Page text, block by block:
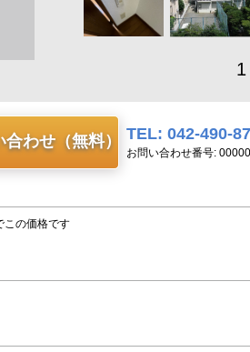
合わせ（無料） TEL: 042-490-
お問い合わせ番号:
この価格です